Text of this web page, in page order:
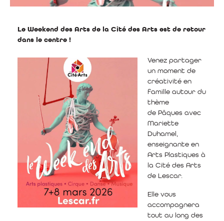
Le Weekend des Arts de la Cité des Arts est de retour
dans le centre !
Venez partager
un moment de
créativité en
famille autour du
thème
de Pâques avec
Mariette
Duhamel,
enseignante en
Arts Plastiques à
la Cité des Arts
de Lescar.
Elle vous
accompagnera
tout au long des